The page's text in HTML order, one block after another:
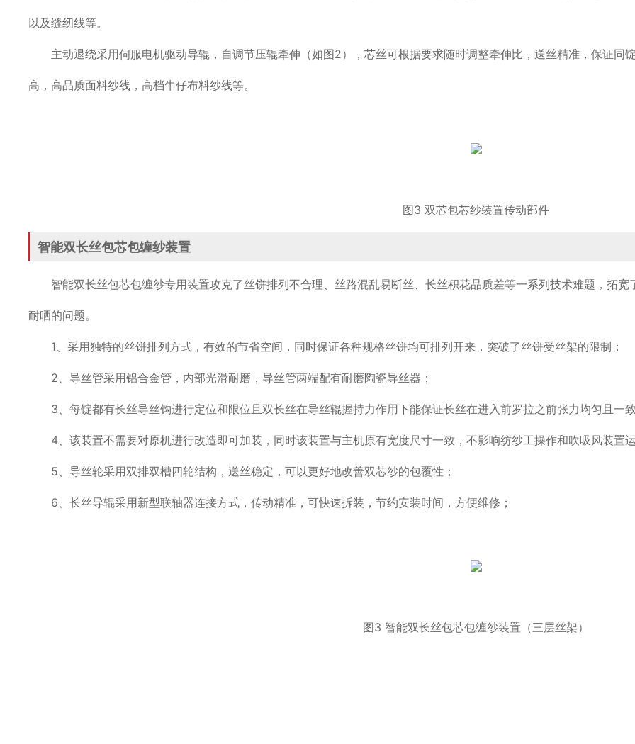
以及缝纫线等。
主动退绕采用伺服电机驱动导辊，自调节压辊牵伸（如图2），芯丝可根据要求随时调整牵伸比，送丝精准，保证同
高，高品质面料纱线，高档牛仔布料纱线等。
图3 双芯包芯纱装置传动部件
智能双长丝包芯包缠纱装置
智能双长丝包芯包缠纱专用装置攻克了丝饼排列不合理、丝路混乱易断丝、长丝积花品质差等一系列技术难题，拓
耐晒的问题。
1、采用独特的丝饼排列方式，有效的节省空间，同时保证各种规格丝饼均可排列开来，突破了丝饼受丝架的限制；
2、导丝管采用铝合金管，内部光滑耐磨，导丝管两端配有耐磨陶瓷导丝器；
3、每锭都有长丝导丝钩进行定位和限位且双长丝在导丝辊握持力作用下能保证长丝在进入前罗拉之前张力均匀且一致
4、该装置不需要对原机进行改造即可加装，同时该装置与主机原有宽度尺寸一致，不影响纺纱工操作和吹吸风装置运
5、导丝轮采用双排双槽四轮结构，送丝稳定，可以更好地改善双芯纱的包覆性；
6、长丝导辊采用新型联轴器连接方式，传动精准，可快速拆装，节约安装时间，方便维修；
图3 智能双长丝包芯包缠纱装置（三层丝架）